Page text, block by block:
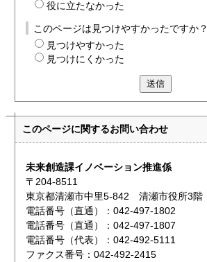
役に立たなかった
このページは見つけやすかったですか？
見つけやすかった
見つけにくかった
送信
このページに関するお問い合わせ
未来創造課イノベーション推進係
〒204-8511
東京都清瀬市中里5-842 清瀬市役所3階
電話番号（直通）：042-497-1802
電話番号（直通）：042-497-1807
電話番号（代表）：042-492-5111
ファクス番号：042-492-2415